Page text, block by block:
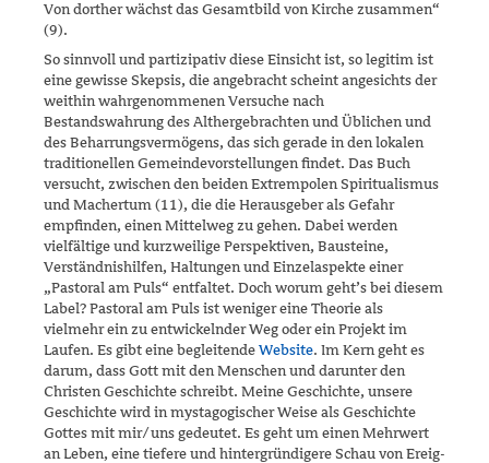
Von dorther wächst das Gesamtbild von Kirche zusammen“
(9).
So sinnvoll und partizipativ diese Einsicht ist, so legitim ist
eine gewisse Skepsis, die angebracht scheint angesichts der
weithin wahrgenomme­nen Versuche nach
Bestandswahrung des Althergebrachten und Übli­chen und
des Beharrungsvermögens, das sich gerade in den lokalen
tra­ditionellen Gemeindevorstellungen findet. Das Buch
versucht, zwischen den beiden Extrempolen Spiritualismus
und Machertum (11), die die Herausgeber als Gefahr
empfinden, einen Mittelweg zu gehen. Dabei werden
vielfältige und kurzweilige Perspektiven, Bausteine,
Verständ­nishilfen, Haltungen und Einzelaspekte einer
„Pastoral am Puls“ ent­faltet. Doch worum geht’s bei diesem
Label? Pastoral am Puls ist weni­ger eine Theorie als
vielmehr ein zu entwickelnder Weg oder ein Projekt im
Laufen. Es gibt eine begleitende Website. Im Kern geht es
darum, dass Gott mit den Menschen und darunter den
Christen Geschichte schreibt. Meine Geschichte, unsere
Geschichte wird in mystagogischer Weise als Geschichte
Gottes mit mir/uns gedeutet. Es geht um einen Mehrwert
an Leben, eine tiefere und hintergründigere Schau von Ereig­